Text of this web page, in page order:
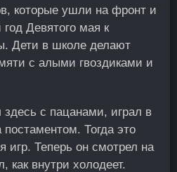
которые ушли на фронт и
Девятого мая к
Дети в школе делают
с алыми гвоздиками и
здесь с пацанами, играл в
Тогда это
игр. Теперь он смотрел на
как внутри холодеет.